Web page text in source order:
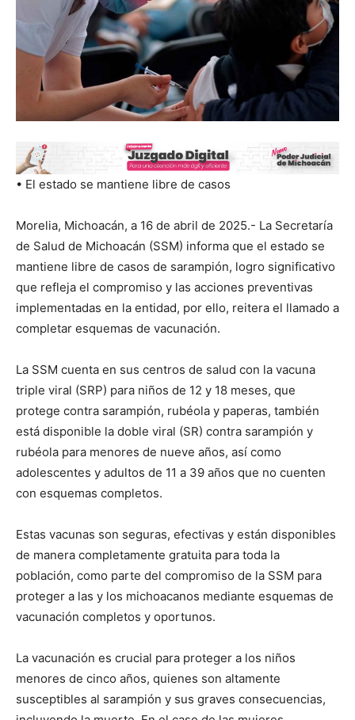
• El estado se mantiene libre de casos
Morelia, Michoacán, a 16 de abril de 2025.- La Secretaría
de Salud de Michoacán (SSM) informa que el estado se
mantiene libre de casos de sarampión, logro significativo
que refleja el compromiso y las acciones preventivas
implementadas en la entidad, por ello, reitera el llamado a
completar esquemas de vacunación.
La SSM cuenta en sus centros de salud con la vacuna
triple viral (SRP) para niños de 12 y 18 meses, que
protege contra sarampión, rubéola y paperas, también
está disponible la doble viral (SR) contra sarampión y
rubéola para menores de nueve años, así como
adolescentes y adultos de 11 a 39 años que no cuenten
con esquemas completos.
Estas vacunas son seguras, efectivas y están disponibles
de manera completamente gratuita para toda la
población, como parte del compromiso de la SSM para
proteger a las y los michoacanos mediante esquemas de
vacunación completos y oportunos.
La vacunación es crucial para proteger a los niños
menores de cinco años, quienes son altamente
susceptibles al sarampión y sus graves consecuencias,